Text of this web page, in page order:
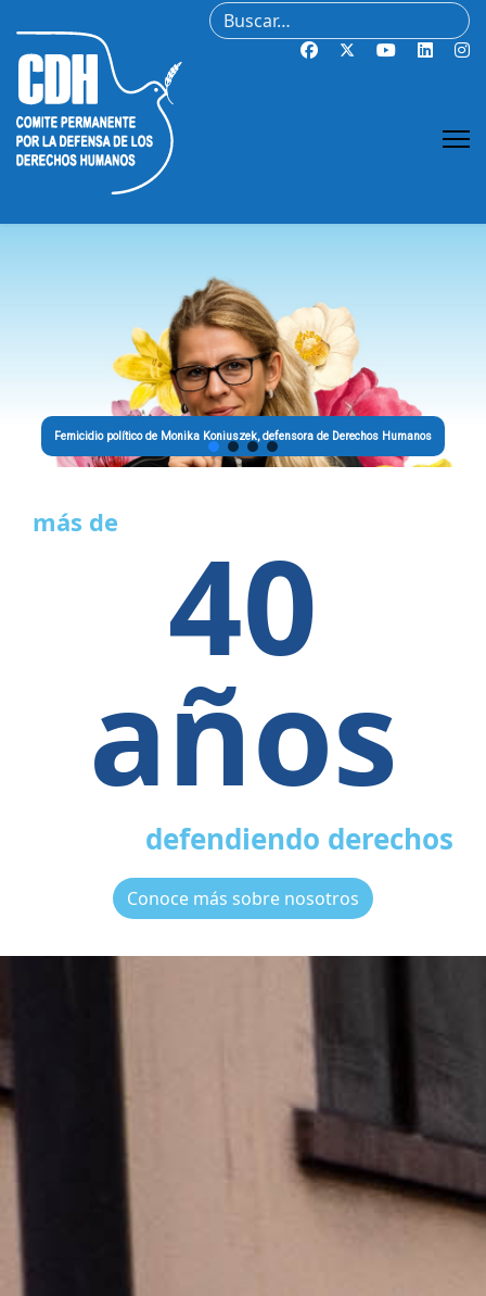
Buscar
Femicidio político de Monika Koniuszek, defensora de Derechos Humanos
más de 40
años
defendiendo derechos
Conoce más sobre nosotros